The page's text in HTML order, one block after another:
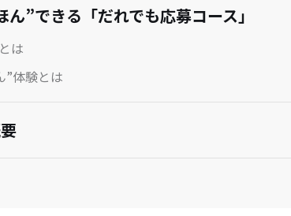
ん”できる「だれでも応募コース」
は
”体験とは